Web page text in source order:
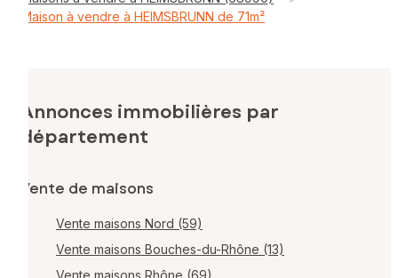
Maison à vendre à HEIMSBRUNN de 71m²
Annonces immobilières par
département
Vente de maisons
Vente maisons Nord (59)
Vente maisons Bouches-du-Rhône (13)